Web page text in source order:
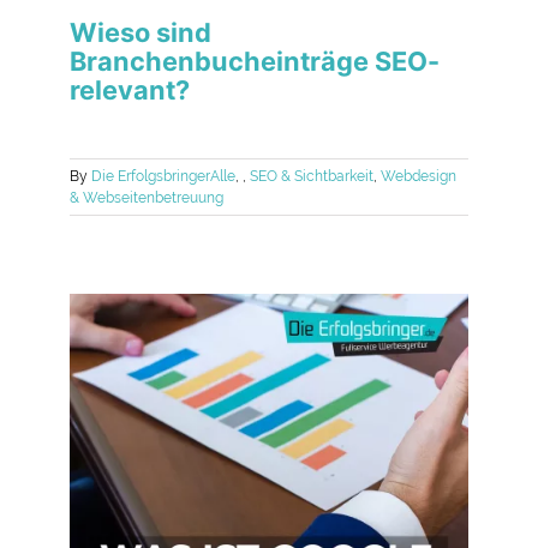
Wieso sind
Branchenbucheinträge SEO-
relevant?
By Die ErfolgsbringerAlle, ,SEO & Sichtbarkeit,Webdesign
& Webseitenbetreuung